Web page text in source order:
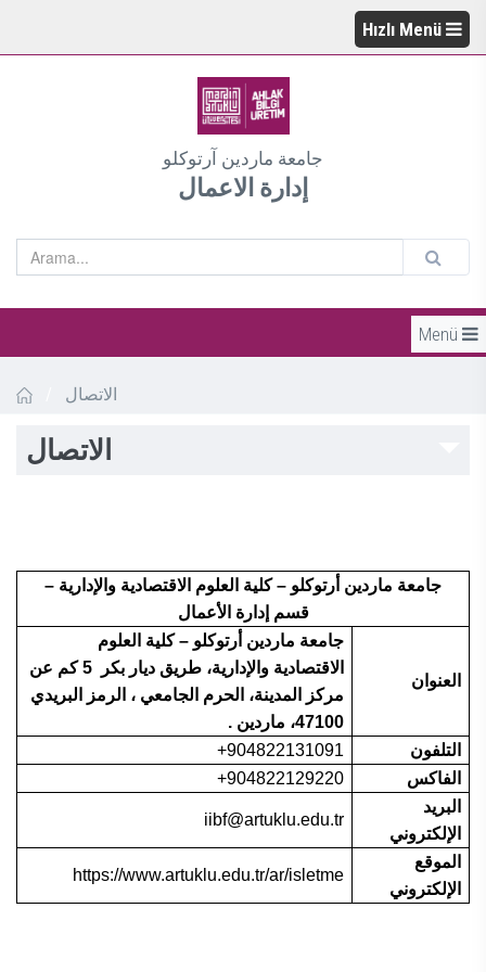
Hızlı Menü
جامعة ماردين آرتوكلو
إدارة الاعمال
Menü
الاتصال
الاتصال
جامعة ماردين أرتوكلو – كلية العلوم الاقتصادية والإدارية –
قسم إدارة الأعمال
العنوان
جامعة ماردين أرتوكلو – كلية العلوم
الاقتصادية والإدارية، طريق ديار بكر 5 كم عن
مركز المدينة، الحرم الجامعي ، الرمز البريدي
47100، ماردين .
التلفون
904822131091+
الفاكس
904822129220+
البريد
الإلكتروني
iibf@artuklu.edu.tr
الموقع
الإلكتروني
https://www.artuklu.edu.tr/ar/isletme